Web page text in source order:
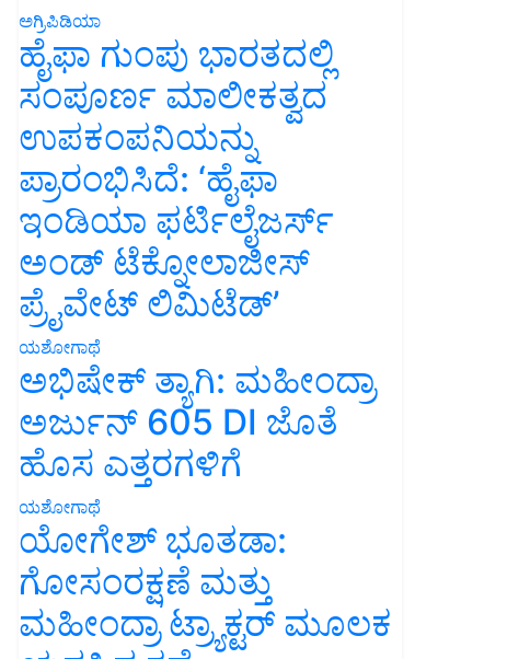
ಅಗ್ರಿಪಿಡಿಯಾ
ಹೈಫಾ ಗುಂಪು ಭಾರತದಲ್ಲಿ
ಸಂಪೂರ್ಣ ಮಾಲೀಕತ್ವದ
ಉಪಕಂಪನಿಯನ್ನು
ಪ್ರಾರಂಭಿಸಿದೆ: ‘ಹೈಫಾ
ಇಂಡಿಯಾ ಫರ್ಟಿಲೈಜರ್ಸ್
ಅಂಡ್ ಟೆಕ್ನೋಲಾಜೀಸ್
ಪ್ರೈವೇಟ್ ಲಿಮಿಟೆಡ್’
ಯಶೋಗಾಥೆ
ಅಭಿಷೇಕ್ ತ್ಯಾಗಿ: ಮಹೀಂದ್ರಾ
ಅರ್ಜುನ್ 605 DI ಜೊತೆ
ಹೊಸ ಎತ್ತರಗಳಿಗೆ
ಯಶೋಗಾಥೆ
ಯೋಗೇಶ್ ಭೂತಡಾ:
ಗೋಸಂರಕ್ಷಣೆ ಮತ್ತು
ಮಹೀಂದ್ರಾ ಟ್ರ್ಯಾಕ್ಟರ್ ಮೂಲಕ